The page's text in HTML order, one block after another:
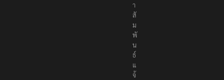
า
สั
ม
พั
น
ธ์
แ
จ้